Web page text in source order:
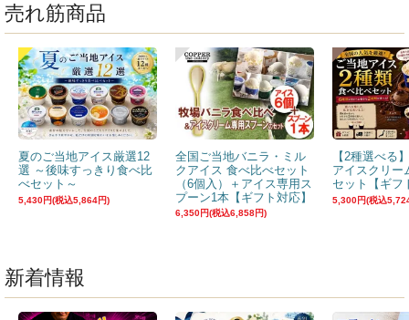
売れ筋商品
夏のご当地アイス厳選12
選 ～後味すっきり食べ比
べセット～
5,430円(税込5,864円)
全国ご当地バニラ・ミル
クアイス 食べ比べセット
（6個入）＋アイス専用ス
プーン1本【ギフト対応】
6,350円(税込6,858円)
【2種選べる
アイスクリー
セット【ギフ
5,300円(税込
新着情報